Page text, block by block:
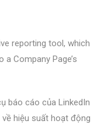
reporting tool, which
Company Page’s
báo cáo của LinkedIn
hiệu suất hoạt động